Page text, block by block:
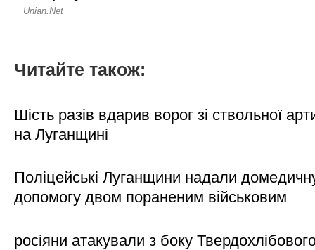
Читайте також:
Шість разів вдарив ворог зі ствольної
на Луганщині
Поліцейські Луганщини надали
допомогу двом пораненим військовим
росіяни атакували з боку